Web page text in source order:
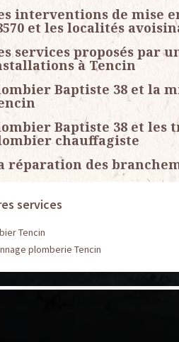
interventions de mise
et les localités
services proposés par
à Tencin
Baptiste 38 et la
Baptiste 38 et les
chauffagiste
réparation des
services
Tencin
plomberie Tencin